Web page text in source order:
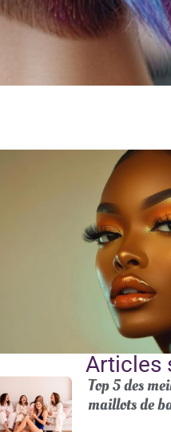
Articles
Top 5 des
maillots de